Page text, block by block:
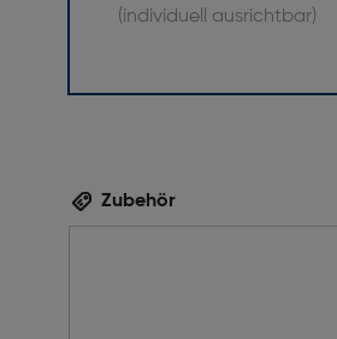
(individuell ausrichtbar)
Zubehör